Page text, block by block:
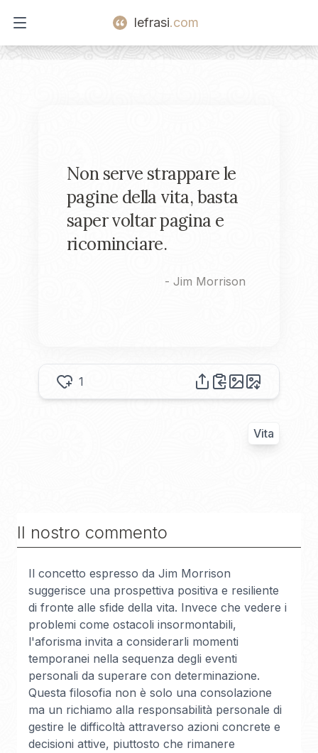
Open main menu
lefrasi.com
Non serve strappare le
pagine della vita, basta
saper voltar pagina e
ricominciare.
- Jim Morrison
1
Vita
Il nostro commento
Il concetto espresso da Jim Morrison
suggerisce una prospettiva positiva e resiliente
di fronte alle sfide della vita. Invece che vedere i
problemi come ostacoli insormontabili,
l'aforisma invita a considerarli momenti
temporanei nella sequenza degli eventi
personali da superare con determinazione.
Questa filosofia non è solo una consolazione
ma un richiamo alla responsabilità personale di
gestire le difficoltà attraverso azioni concrete e
decisioni attive, piuttosto che rimanere